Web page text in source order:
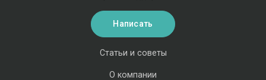
Статьи и советы
О компании
Написать